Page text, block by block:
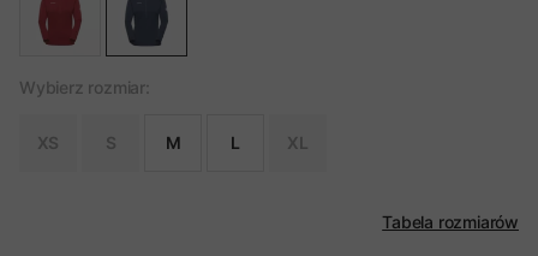
Wybierz rozmiar:
XS S M L XL
Tabela rozmiarów